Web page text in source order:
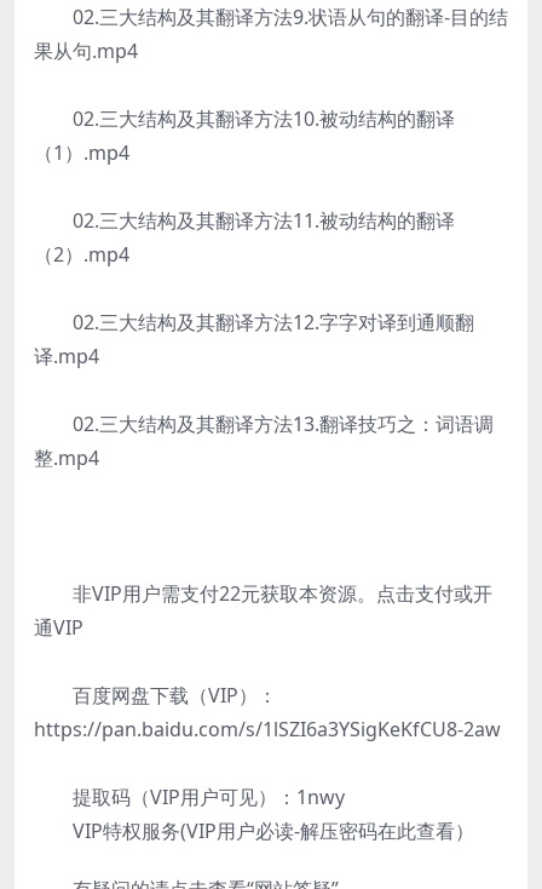
02.三大结构及其翻译方法9.状语从句的翻译-目的结
果从句.mp4
02.三大结构及其翻译方法10.被动结构的翻译
（1）.mp4
02.三大结构及其翻译方法11.被动结构的翻译
（2）.mp4
02.三大结构及其翻译方法12.字字对译到通顺翻
译.mp4
02.三大结构及其翻译方法13.翻译技巧之：词语调
整.mp4
非VIP用户需支付22元获取本资源。点击支付或开
通VIP
百度网盘下载（VIP）：
https://pan.baidu.com/s/1lSZI6a3YSigKeKfCU8-2aw
提取码（VIP用户可见）：1nwy
VIP特权服务(VIP用户必读-解压密码在此查看）